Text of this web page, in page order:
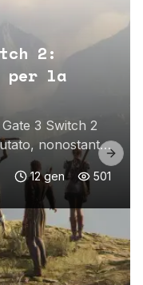
2:
per la
3 Switch 2
nonostante
futuri
12 gen 501
Next